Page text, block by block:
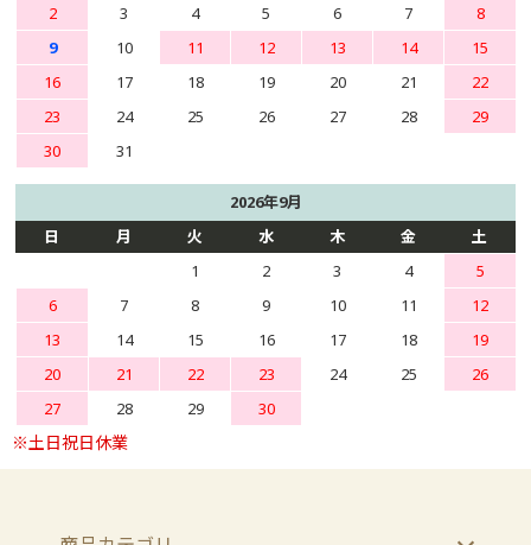
2
3 4 5 6 7
8
9
10 11 12 13 14
15
16
17 18 19 20 21
22
23
24 25 26 27 28
29
30
31
2026年9月
日
月 火 水 木 金
土
1
2 3 4
5
6
7 8 9 10 11
12
13
14 15 16 17 18
19
20
21 22 23 24 25
26
27
28 29 30